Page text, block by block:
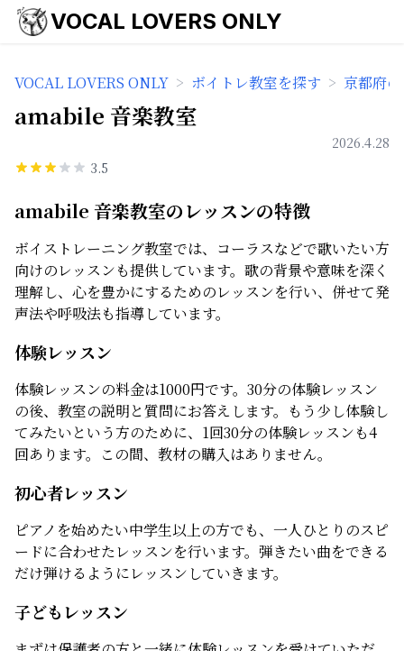
VOCAL LOVERS ONLY
VOCAL LOVERS ONLY > ボイトレ教室を探す > 京都府
amabile 音楽教室
2026.4.28
3.5
amabile 音楽教室のレッスンの特徴
ボイストレーニング教室では、コーラスなどで歌いたい方
向けのレッスンも提供しています。歌の背景や意味を深く
理解し、心を豊かにするためのレッスンを行い、併せて発
声法や呼吸法も指導しています。
体験レッスン
体験レッスンの料金は1000円です。30分の体験レッスン
の後、教室の説明と質問にお答えします。もう少し体験し
てみたいという方のために、1回30分の体験レッスンも4
回あります。この間、教材の購入はありません。
初心者レッスン
ピアノを始めたい中学生以上の方でも、一人ひとりのスピ
ードに合わせたレッスンを行います。弾きたい曲をできる
だけ弾けるようにレッスンしていきます。
子どもレッスン